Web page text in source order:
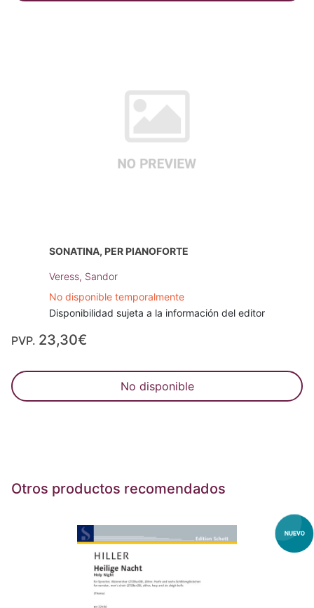
SONATINA, PER PIANOFORTE
Veress, Sandor
No disponible temporalmente
Disponibilidad sujeta a la información del editor
PVP. 23,30€
No disponible
Otros productos recomendados